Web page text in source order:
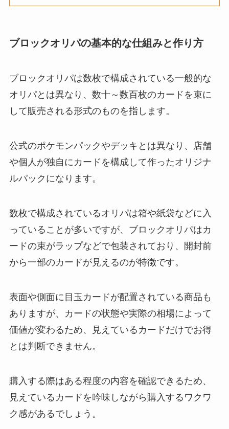
ブロックオリパの基本的な仕組みと作り方
ブロックオリパは数枚で構成されている一般的な
オリパとは異なり、数十～数百枚のカードを束に
して販売される形式のものを指します。
公式のポケモンパックやデッキとは異なり、店舗
や個人が独自にカードを構成して作ったオリジナ
ルパックになります。
数枚で構成されているオリパは箱や紙袋などに入
っていることが多いですが、ブロックオリパはカ
ードの束がラップなどで包装されており、開封前
から一部のカードが見えるのが特徴です。
表面や側面に目玉カードが配置されている商品も
ありますが、カードの状態や実際の相場によって
価値が変わるため、見えているカードだけでお得
とは判断できません。
購入する際はある程度の内容を確認できるため、
見えているカードを吟味しながら購入するワクワ
ク感があるでしょう。